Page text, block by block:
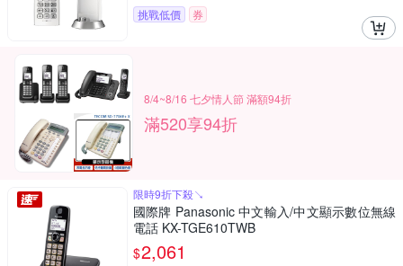
挑戰低價 券
8/4~8/16 七夕情人節 滿額94折
滿520享94折
限時9折下殺↘
國際牌 Panasonic 中文輸入/中文顯示數位無線
電話 KX-TGE610TWB
$2,061